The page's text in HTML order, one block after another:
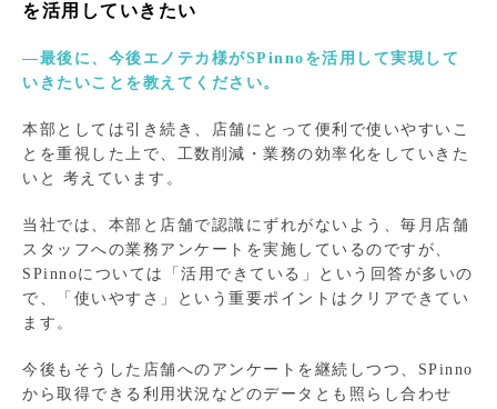
を活用していきたい
―最後に、今後エノテカ様がSPinnoを活用して実現して
いきたいことを教えてください。
本部としては引き続き、店舗にとって便利で使いやすいこ
とを重視した上で、工数削減・業務の効率化をしていきた
いと 考えています。
当社では、本部と店舗で認識にずれがないよう、毎月店舗
スタッフへの業務アンケートを実施しているのですが、
SPinnoについては「活用できている」という回答が多いの
で、「使いやすさ」という重要ポイントはクリアできてい
ます。
今後もそうした店舗へのアンケートを継続しつつ、SPinno
から取得できる利用状況などのデータとも照らし合わせ